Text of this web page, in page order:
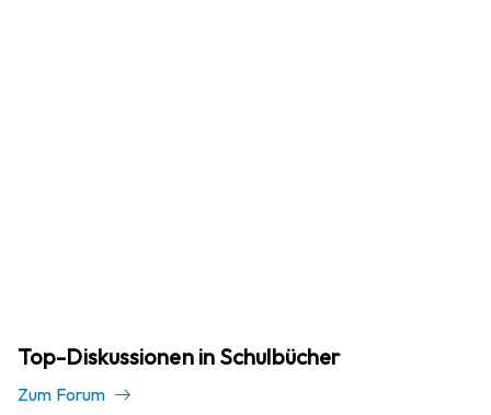
Top-Diskussionen in Schulbücher
Zum Forum